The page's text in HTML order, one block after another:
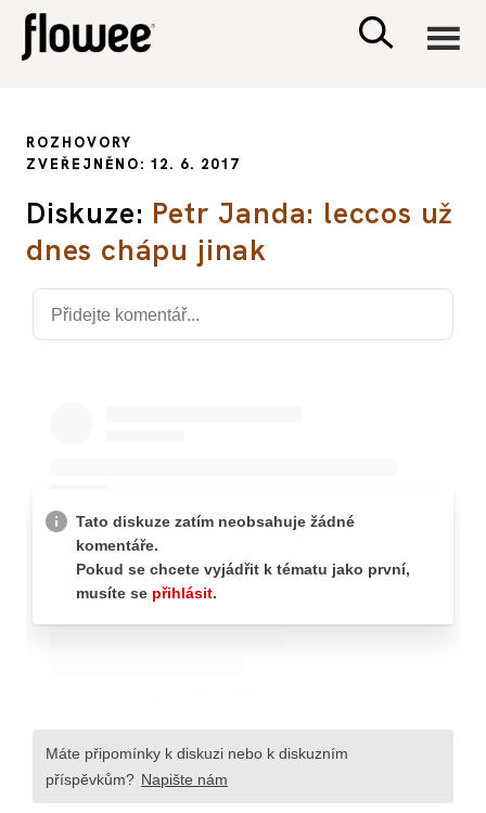
PSYCHOLOGIE
RODINA A DĚTI
ROZHOVORY
ZVEŘEJNĚNO: 12. 6. 2017
Diskuze: Petr Janda: leccos už
dnes chápu jinak